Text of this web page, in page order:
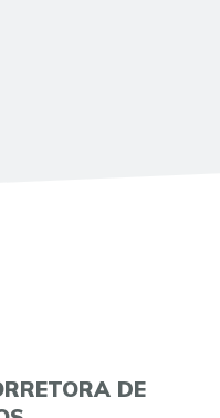
DE